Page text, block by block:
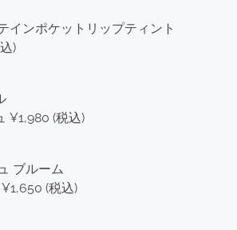
インポケットリップティント
)
¥1,980 (税込)
ブルーム
(税込)